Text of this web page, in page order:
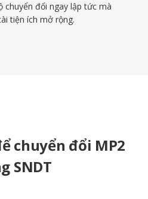
chuyển đổi ngay lập tức mà
tiện ích mở rộng.
chuyển đổi MP2
SNDT